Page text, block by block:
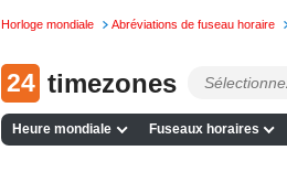
Horloge mondiale Abréviations de fuseau horaire
24 timezones
Heure mondiale Fuseaux horaires